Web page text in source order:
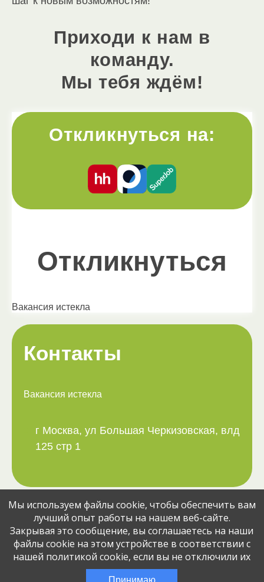
Приходи к нам в
команду.
Мы тебя ждём!
Откликнуться на:
Откликнуться
Вакансия истекла
Контакты
Вакансия истекла
г Москва, ул Большая Черкизовская, влд
125 стр 1
Поделитесь вакансией с друзьями:
© Jobcart, 2023
Эта вакансия размещена1 месяц назад
Мы используем файлы cookie, чтобы обеспечить вам
лучший опыт работы на нашем веб-сайте.
Закрывая это сообщение, вы соглашаетесь на наши
файлы cookie на этом устройстве в соответствии с
нашей политикой cookie, если вы не отключили их
Принимаю